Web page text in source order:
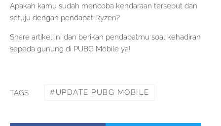
Apakah kamu sudah mencoba kendaraan tersebut dan
setuju dengan pendapat Ryzen?
Share artikel ini dan berikan pendapatmu soal kehadiran
sepeda gunung di PUBG Mobile ya!
TAGS UPDATE PUBG MOBILE